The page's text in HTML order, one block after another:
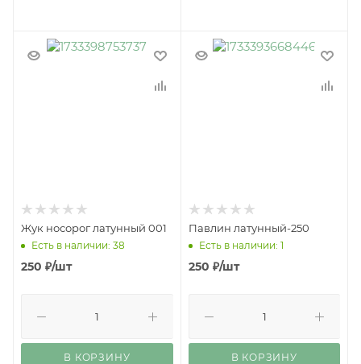
Жук носорог латунный 001
Есть в наличии: 38
250 ₽/шт
В КОРЗИНУ
Павлин латунный-250
Есть в наличии: 1
250 ₽/шт
В КОРЗИНУ